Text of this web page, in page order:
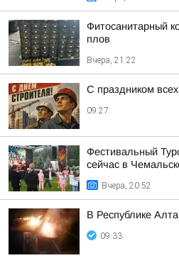
Фитосанитарный
плов
Вчера, 21:22
С праздником
09:27
Фестивальный
сейчас в
Вчера, 20:52
В Республике
09:33